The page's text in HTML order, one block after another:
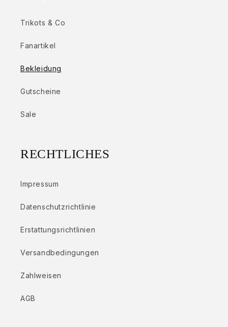
Trikots & Co
Fanartikel
Bekleidung
Gutscheine
Sale
RECHTLICHES
Impressum
Datenschutzrichtlinie
Erstattungsrichtlinien
Versandbedingungen
Zahlweisen
AGB